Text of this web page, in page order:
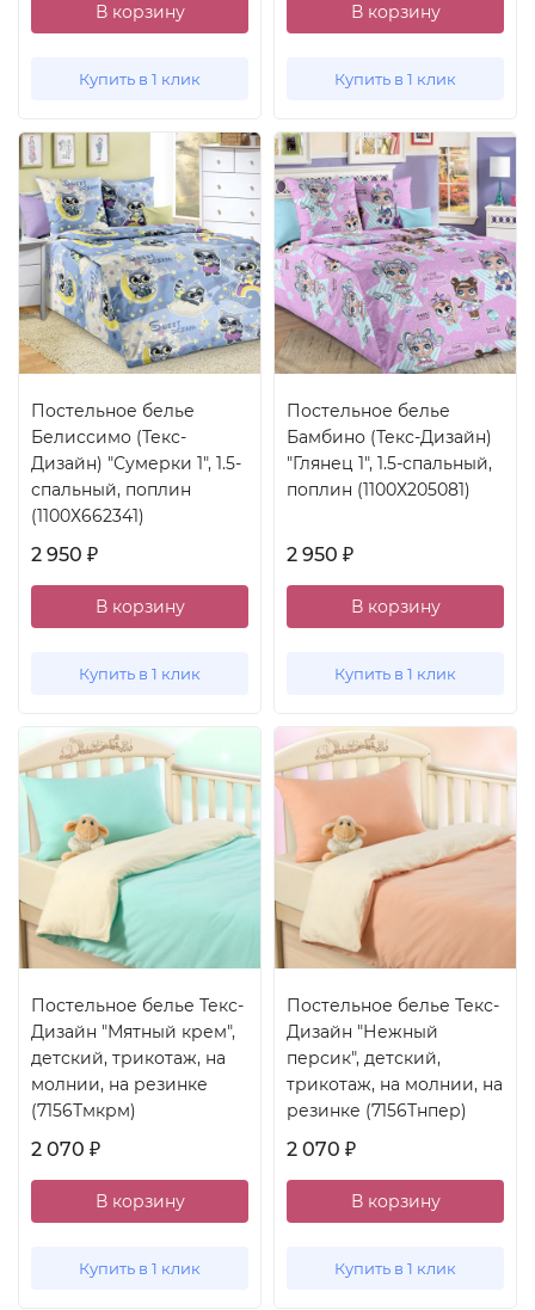
В корзину
Купить в 1 клик
В корзину
Купить в 1 клик
Постельное белье
Белиссимо (Текс-
Дизайн) "Сумерки 1", 1.5-
спальный, поплин
(1100Х662341)
2 950 ₽
В корзину
Купить в 1 клик
Постельное белье
Бамбино (Текс-Дизайн)
"Глянец 1", 1.5-спальный,
поплин (1100Х205081)
2 950 ₽
В корзину
Купить в 1 клик
Постельное белье Текс-
Дизайн "Мятный крем",
детский, трикотаж, на
молнии, на резинке
(7156Тмкрм)
2 070 ₽
В корзину
Купить в 1 клик
Постельное белье Текс-
Дизайн "Нежный
персик", детский,
трикотаж, на молнии, на
резинке (7156Тнпер)
2 070 ₽
В корзину
Купить в 1 клик